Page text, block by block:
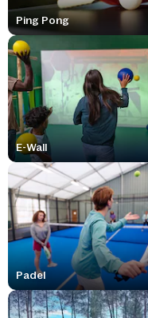
Ping Pong
E-Wall
Padel